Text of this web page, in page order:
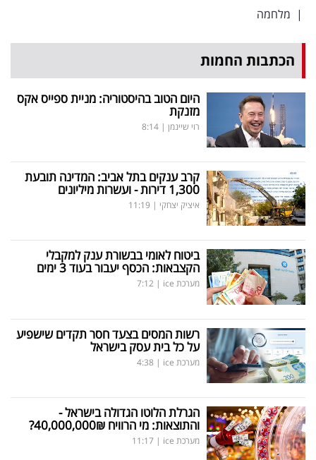
| מלחמה
הכתבות החמות
היום הטוב בהיסטוריה: מניית ספייס אקס
מזנקת
רוי שיינמן |
8:14
קרב ענקים בתל אביב: המדינה תובעת
1,300 דירות - ועשרות מיליונים
איציק יצחקי |
11:19
ביטוח לאומי בבשורת ענק למקבלי
הקצבאות: הכסף יעבור בעוד 3 ימים
מערכת ice |
7:12
רשות המסים בצעד חסר תקדים שישפיע
על כל בית עסק בישראל
מערכת ice |
4:38
הגרלת הלוטו הגדולה בישראל -
והתוצאות: מי הרוויח 40,000,000₪?
מערכת ice |
11:17